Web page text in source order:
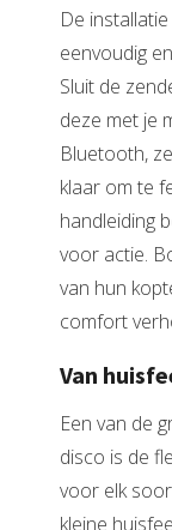
De
eenvoudig
Sluit de
deze met je
Bluetooth,
klaar om te
handleiding
voor actie.
van hun
comfort
Van
Een van de
disco is de
voor elk
kleine